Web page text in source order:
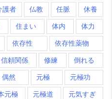
護者 仏教 任脈 休養
住まい 体内 体力
依存性 依存性薬物
信頼関係 修練 倒れる
偶然 元極 元極功
元極 元極道 元気すぎ